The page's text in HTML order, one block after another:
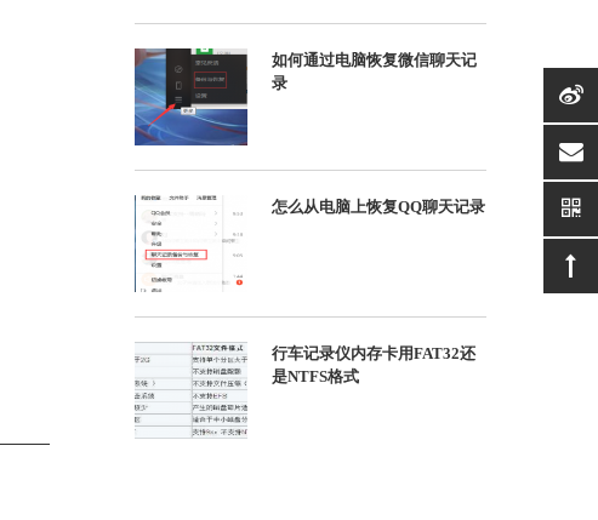
如何通过电脑恢复微信聊天记
录
怎么从电脑上恢复QQ聊天记录
行车记录仪内存卡用FAT32还
是NTFS格式